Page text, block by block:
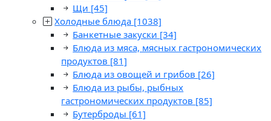
Щи [45]
Холодные блюда [1038]
Банкетные закуски [34]
Блюда из мяса, мясных гастрономических
продуктов [81]
Блюда из овощей и грибов [26]
Блюда из рыбы, рыбных
гастрономических продуктов [85]
Бутерброды [61]